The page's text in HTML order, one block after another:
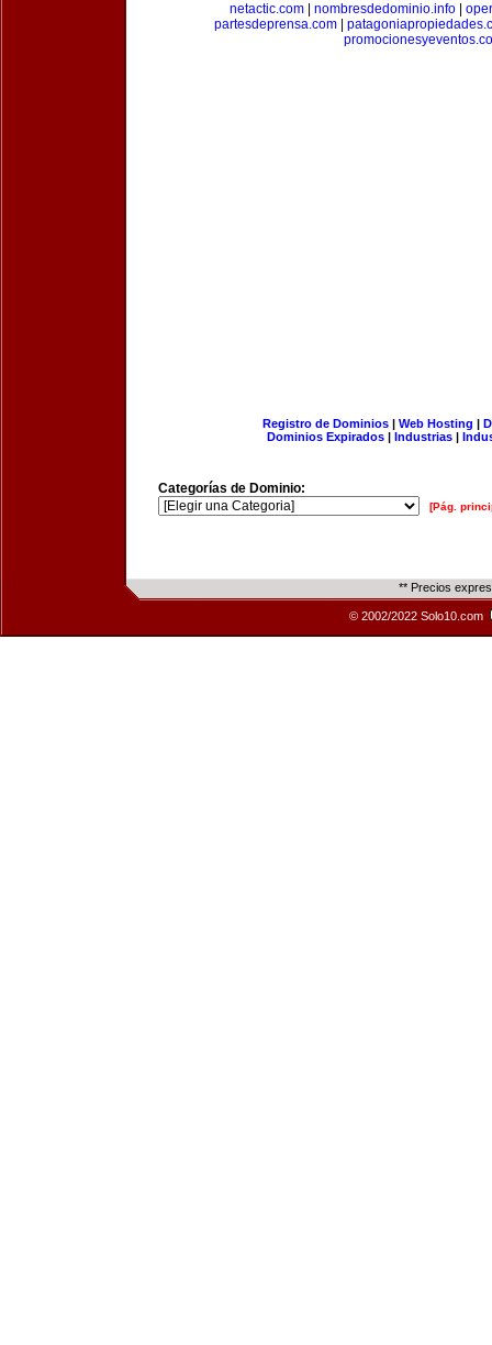
netactic.com| nombresdedominio.info|
partesdeprensa.com|
Registro de Dominios| Web Hosting |
Dominios Expirados | Industrias |
Categorías de Dominio:
[Pág.
** Precios
© 2002/2022 Solo10.com